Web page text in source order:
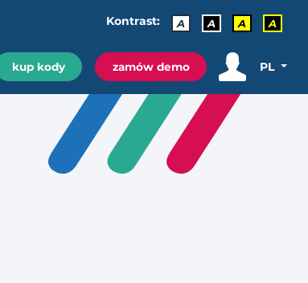
Kontrast: A A A A
kup kody zamów demo PL